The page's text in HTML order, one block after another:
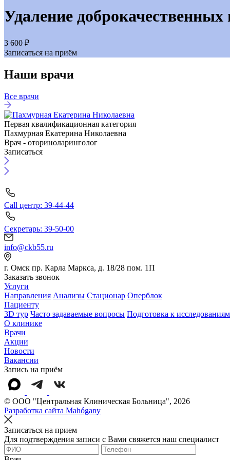
Удаление
3 600 ₽
Записаться на приём
Наши врачи
Все врачи
Первая квалификационная категория
Пахмурная Екатерина Николаевна
Врач - оториноларинголог
Записаться
Call центр: 39-44-44
Секретарь: 39-50-00
info@ckb55.ru
г. Омск пр. Карла Маркса, д. 18/28 пом. 1П
Заказать звонок
Услуги
Направления Анализы Стационар Оперблок
Пациенту
3D тур Часто задаваемые вопросы Подготовка к исследованиям
О клинике
Врачи
Акции
Новости
Вакансии
Запись на приём
© OOO "Центральная Клиническая Больница", 2026
Разработка сайта Mahógany
Записаться на прием
Для подтверждения записи с Вами свяжется наш специалист